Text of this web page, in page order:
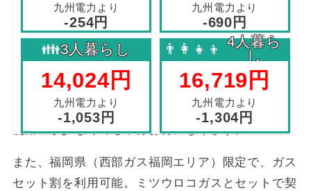
九州電力より
-254円
九州電力より
-690円
👪3人暮らし
14,024円
九州電力より
-1,053円
👨‍👩‍👧‍👦 4人暮ら
し
16,719円
九州電力より
-1,304円
し
-9,440円
4人暮ら
し
162,698円
九州電力と比べると
-12,003円
10A：316.24円
15A：474.36円
40A：1,264.96円
50A：1,581.20円
60A：1,897.44円
ミツウロコでんきは、
電気使用量が多い家庭ほど安
くなる電力会社です。
今回の比較では従量電灯Bを使用しましたが、一人
暮らしなら「シングル応援プラン従量電灯B」がお
。
使用量が少なくても十分お得になります。
また、福岡県（西部ガス福岡エリア）限定で、ガス
セット割を利用可能。ミツウロコガスとセットで契